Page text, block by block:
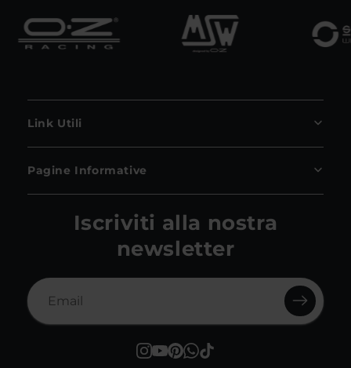
Link Utili
Pagine Informative
Iscriviti alla nostra
newsletter